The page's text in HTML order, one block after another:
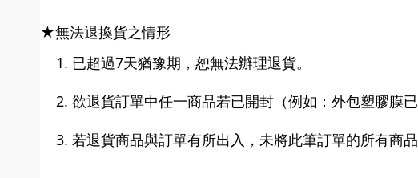
★無法退換貨之情形
已超過7天猶豫期 ，恕無法辦理退貨。
欲退貨訂單中任一商品若已開封（例如：外包塑膠膜
若退貨商品與訂單有所出入，未將此筆訂單的所有商